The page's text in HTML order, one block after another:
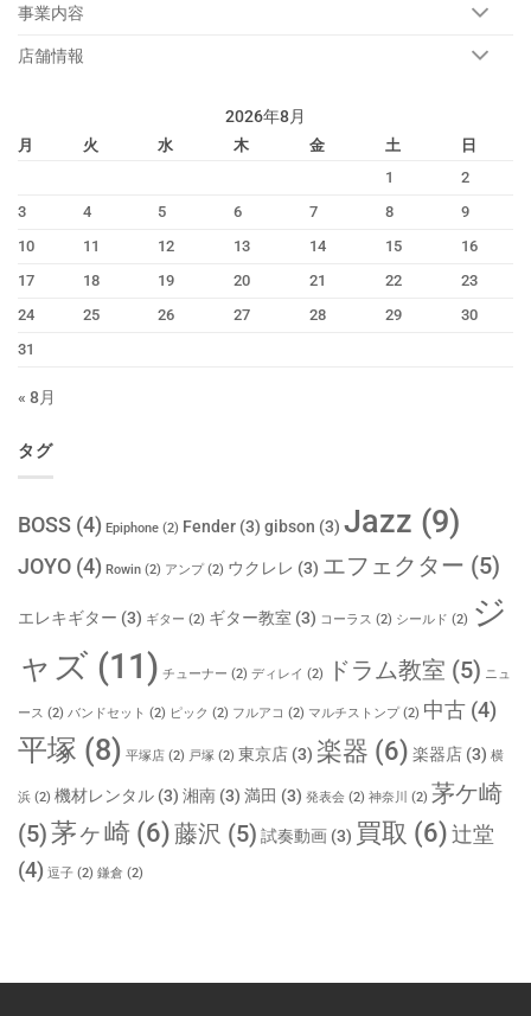
事業内容
店舗情報
2026年8月
月 火 水 木 金 土
日
1
2
3
4 5 6 7 8
9
10
11 12 13 14 15
16
17
18 19 20 21 22
23
24
25 26 27 28 29
30
31
« 8月
タグ
BOSS (4) Epiphone (2) Fender (3) gibson (3) Jazz (9)
JOYO (4) Rowin (2) アンプ(2) ウクレレ (3) エフェクター (5)
エレキギター (3) ギター (2) ギター教室 (3) コーラス (2) シールド (2) ジ
ャズ (11) チューナー (2) ディレイ (2) ドラム教室 (5) ニュ
ース (2) バンドセット (2) ピック (2) フルアコ (2) マルチストンプ(2) 中古 (4)
平塚 (8) 平塚店 (2) 戸塚 (2) 東京店 (3) 楽器 (6) 楽器店 (3) 横
浜 (2) 機材レンタル (3) 湘南 (3) 満田 (3) 発表会 (2) 神奈川 (2) 茅ケ崎
(5)茅ヶ崎 (6)藤沢 (5) 試奏動画 (3) 買取 (6) 辻堂
(4) 逗子 (2) 鎌倉 (2)